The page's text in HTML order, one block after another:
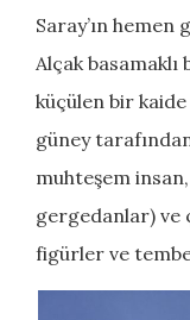
Saray’ın
Alçak
küçülen bir
güney
muhteşem
gergedanlar) ve
figürler ve